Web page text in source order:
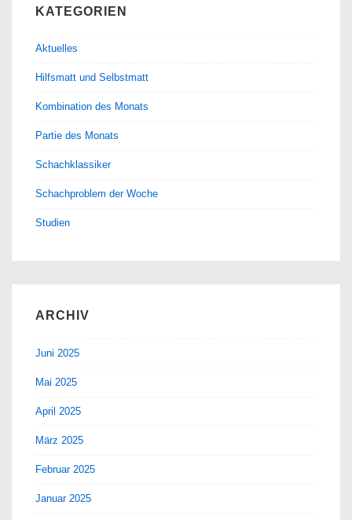
KATEGORIEN
Aktuelles
Hilfsmatt und Selbstmatt
Kombination des Monats
Partie des Monats
Schachklassiker
Schachproblem der Woche
Studien
ARCHIV
Juni 2025
Mai 2025
April 2025
März 2025
Februar 2025
Januar 2025